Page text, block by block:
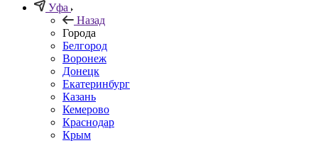
Уфа
Назад
Города
Белгород
Воронеж
Донецк
Екатеринбург
Казань
Кемерово
Краснодар
Крым